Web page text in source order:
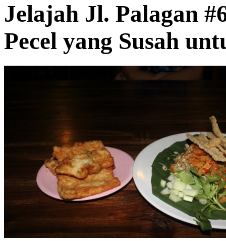
Jelajah Jl. Palagan
Pecel yang Susah